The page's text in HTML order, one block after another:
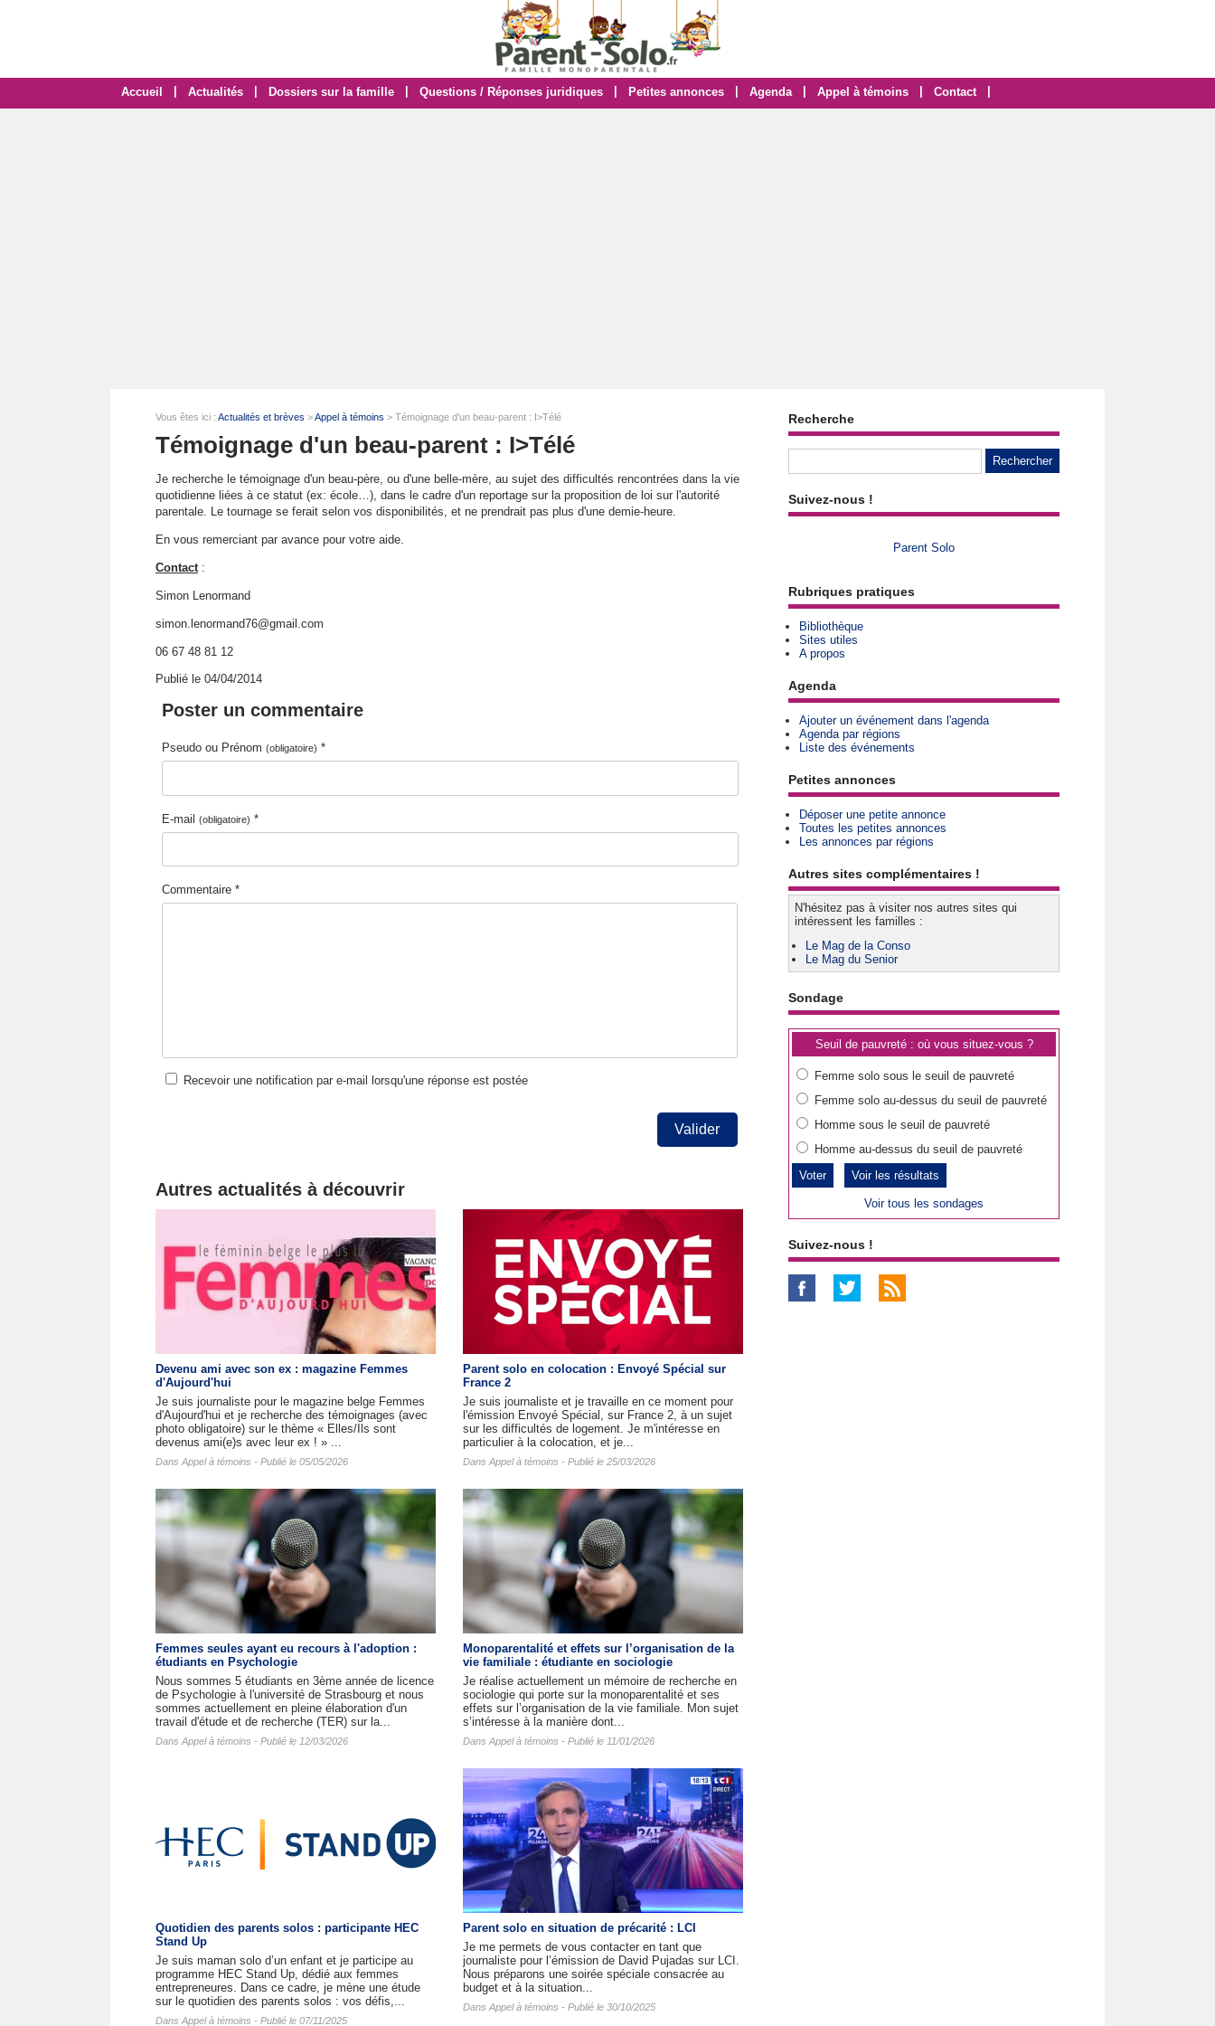
Accueil Actualités Dossiers sur la famille Questions / Réponses juridiques Petites annonces Agenda Appel à témoins Contact
Vous êtes ici : Actualités et brèves >Appel à témoins > Témoignage d'un beau-parent : I>Télé
Témoignage d'un beau-parent : I>Télé
Je recherche le témoignage d'un beau-père, ou d'une belle-mère, au sujet des difficultés rencontrées dans la vie
quotidienne liées à ce statut (ex: école…), dans le cadre d'un reportage sur la proposition de loi sur l'autorité
parentale. Le tournage se ferait selon vos disponibilités, et ne prendrait pas plus d'une demie-heure.
En vous remerciant par avance pour votre aide.
Contact:
Simon Lenormand
simon.lenormand76@gmail.com
06 67 48 81 12
Publié le 04/04/2014
Poster un commentaire
Pseudo ou Prénom (obligatoire) *
E-mail (obligatoire) *
Commentaire *
Recevoir une notification par e-mail lorsqu'une réponse est postée
Valider
Autres actualités à découvrir
Devenu ami avec son ex : magazine Femmes
d'Aujourd'hui
Je suis journaliste pour le magazine belge Femmes
d'Aujourd'hui et je recherche des témoignages (avec
photo obligatoire) sur le thème « Elles/Ils sont
devenus ami(e)s avec leur ex ! » ...
Dans Appel à témoins - Publié le 05/05/2026
Parent solo en colocation : Envoyé Spécial sur
France 2
Je suis journaliste et je travaille en ce moment pour
l'émission Envoyé Spécial, sur France 2, à un sujet
sur les difficultés de logement. Je m'intéresse en
particulier à la colocation, et je...
Dans Appel à témoins - Publié le 25/03/2026
Femmes seules ayant eu recours à l'adoption :
étudiants en Psychologie
Nous sommes 5 étudiants en 3ème année de licence
de Psychologie à l'université de Strasbourg et nous
sommes actuellement en pleine élaboration d'un
travail d'étude et de recherche (TER) sur la...
Dans Appel à témoins - Publié le 12/03/2026
Monoparentalité et effets sur l’organisation de la
vie familiale : étudiante en sociologie
Je réalise actuellement un mémoire de recherche en
sociologie qui porte sur la monoparentalité et ses
effets sur l’organisation de la vie familiale. Mon sujet
s’intéresse à la manière dont...
Dans Appel à témoins - Publié le 11/01/2026
Quotidien des parents solos : participante HEC
Stand Up
Je suis maman solo d’un enfant et je participe au
programme HEC Stand Up, dédié aux femmes
entrepreneures. Dans ce cadre, je mène une étude
sur le quotidien des parents solos : vos défis,...
Dans Appel à témoins - Publié le 07/11/2025
Parent solo en situation de précarité : LCI
Je me permets de vous contacter en tant que
journaliste pour l’émission de David Pujadas sur LCI.
Nous préparons une soirée spéciale consacrée au
budget et à la situation...
Dans Appel à témoins - Publié le 30/10/2025
Recherche
Suivez-nous !
Parent Solo
Rubriques pratiques
Bibliothèque
Sites utiles
A propos
Agenda
Ajouter un événement dans l'agenda
Agenda par régions
Liste des événements
Petites annonces
Déposer une petite annonce
Toutes les petites annonces
Les annonces par régions
Autres sites complémentaires !
N'hésitez pas à visiter nos autres sites qui
intéressent les familles :
Le Mag de la Conso
Le Mag du Senior
Sondage
Seuil de pauvreté : où vous situez-vous ?
Femme solo sous le seuil de pauvreté
Femme solo au-dessus du seuil de pauvreté
Homme sous le seuil de pauvreté
Homme au-dessus du seuil de pauvreté
Voir les résultats
Voir tous les sondages
Suivez-nous !